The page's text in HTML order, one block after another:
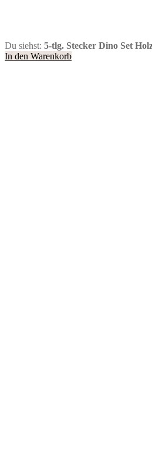
Du siehst: 5-tlg. Stecker Dino Set
In den Warenkorb